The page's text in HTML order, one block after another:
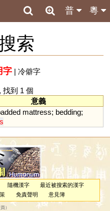
粵
普
索
字| 冷僻字
找到 1 個
意義
mattress; bedding;
隨機漢字
最近被搜索的漢字
免責聲明 意見簿
）